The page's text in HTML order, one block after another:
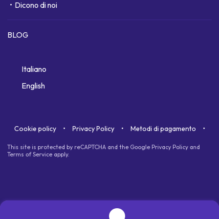
Dicono di noi
BLOG
Italiano
English
Cookie policy Privacy Policy Metodi di pagamento
This site is protected by reCAPTCHA and the Google Privacy Policy and
Terms of Service apply.